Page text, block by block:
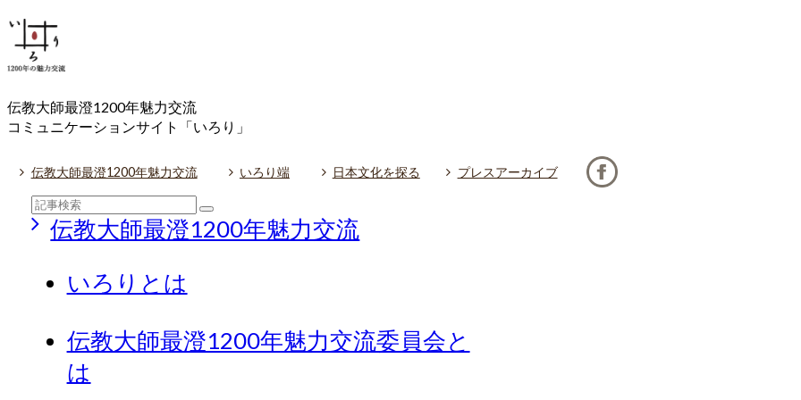
伝教大師最澄1200年魅力交流
コミュニケーションサイト「いろり」
伝教大師最澄1200年魅力交流 いろり端 日本文化を探る プレスアーカイブ
伝教大師最澄1200年魅力交流
いろりとは
伝教大師最澄1200年魅力交流委員会と
は